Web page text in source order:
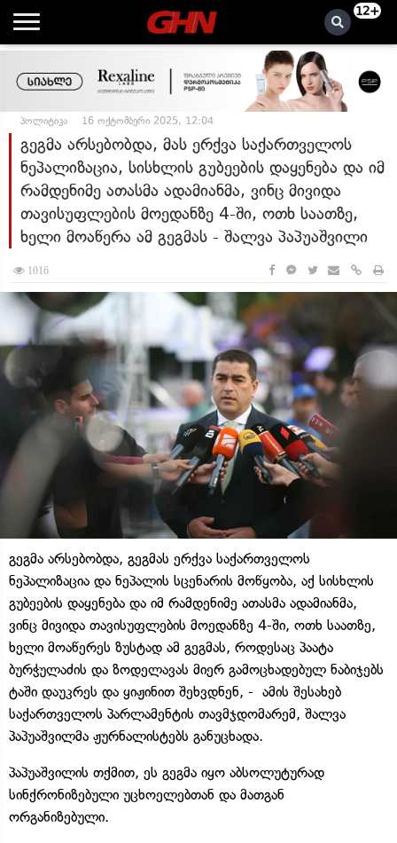
12+
პოლიტიკა 16 ოქტომბერი 2025, 12:04
გეგმა არსებობდა, მას ერქვა საქართველოს
ნეპალიზაცია, სისხლის გუბეების დაყენება და იმ
რამდენიმე ათასმა ადამიანმა, ვინც მივიდა
თავისუფლების მოედანზე 4-ში, ოთხ საათზე,
ხელი მოაწერა ამ გეგმას - შალვა პაპუაშვილი
1016
გეგმა არსებობდა, გეგმას ერქვა საქართველოს
ნეპალიზაცია და ნეპალის სცენარის მოწყობა, აქ სისხლის
გუბეების დაყენება და იმ რამდენიმე ათასმა ადამიანმა,
ვინც მივიდა თავისუფლების მოედანზე 4-ში, ოთხ საათზე,
ხელი მოაწერეს ზუსტად ამ გეგმას, როდესაც პაატა
ბურჭულაძის და ზოდელავას მიერ გამოცხადებულ ნაბიჯებს
ტაში დაუკრეს და ყიჟინით შეხვდნენ, - ამის შესახებ
საქართველოს პარლამენტის თავმჯდომარემ, შალვა
პაპუაშვილმა ჟურნალისტებს განუცხადა.
პაპუაშვილის თქმით, ეს გეგმა იყო აბსოლუტურად
სინქრონიზებული უცხოელებთან და მათგან
ორგანიზებული.